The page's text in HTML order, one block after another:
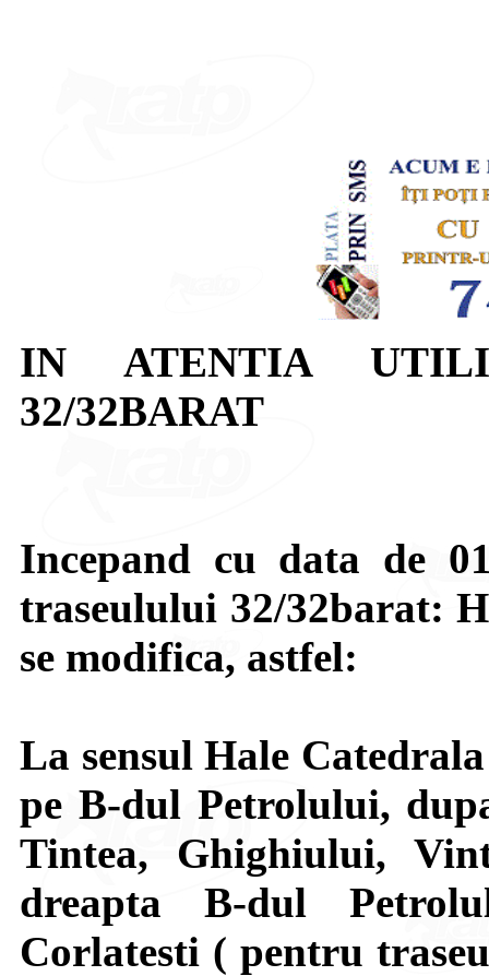
IN ATENTIA
32/32BARAT
Incepand cu data de
traseulului 32/32barat:
se modifica, astfel:
La sensul Hale
pe B-dul Petrolului,
Tintea, Ghighiului,
dreapta B-dul
Corlatesti ( pentru